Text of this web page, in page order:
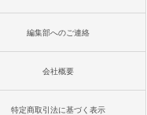
編集部へのご連絡
会社概要
特定商取引法に基づく表示